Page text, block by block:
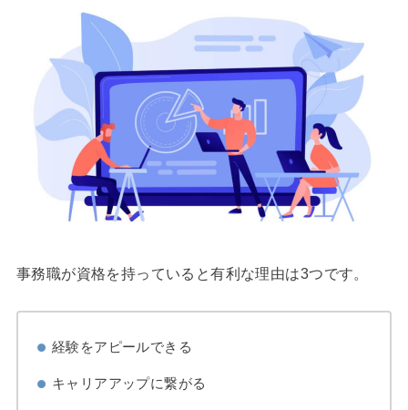
事務職が資格を持っていると有利な理由は3つです。
経験をアピールできる
キャリアアップに繋がる